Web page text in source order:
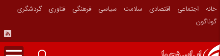
خانه اجتماعی اقتصادی سلامت سیاسی فرهنگی فناوری
گردشگری
گوناگون